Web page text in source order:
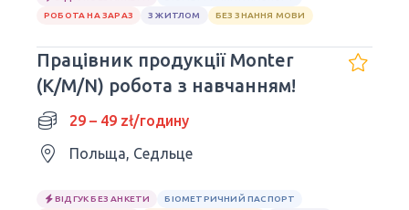
РОБОТА НА ЗАРАЗ
З ЖИТЛОМ БЕЗ ЗНАННЯ МОВИ
Працівник продукції Monter
(K/M/N) робота з навчанням!
29 – 49 zł/годину
Польща, Седльце
ВІДГУК БЕЗ АНКЕТИ
БІОМЕТРИЧНИЙ ПАСПОРТ